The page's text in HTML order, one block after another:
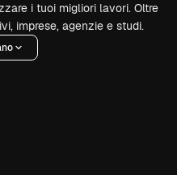
i tuoi migliori lavori. Oltre
imprese, agenzie e studi.